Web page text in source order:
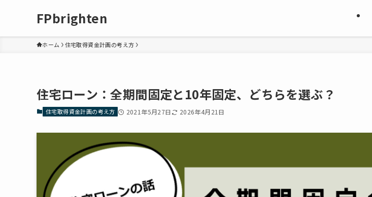
FPbrighten
ホーム 住宅取得資金計画の考え方
住宅ローン：全期間固定と10年固定、どちらを選ぶ？
住宅取得資金計画の考え方 2021年5月27日 2026年4月21日